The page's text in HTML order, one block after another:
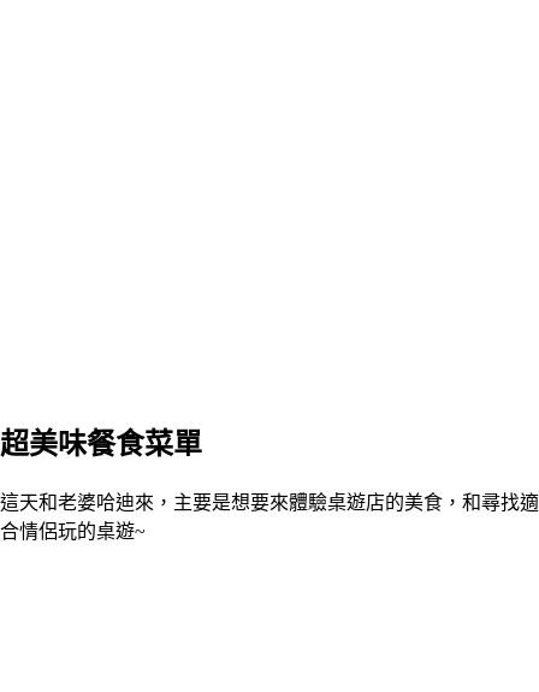
超美味餐食菜單
這天和老婆哈迪來，主要是想要來體驗桌遊店的美食，和尋找適
合情侶玩的桌遊~